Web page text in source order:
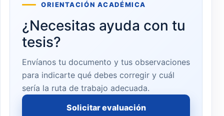
ORIENTACIÓN ACADÉMICA
¿Necesitas ayuda con tu
tesis?
Envíanos tu documento y tus observaciones
para indicarte qué debes corregir y cuál
sería la ruta de trabajo adecuada.
Solicitar evaluación